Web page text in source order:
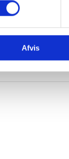
Afvis
beløbet ved